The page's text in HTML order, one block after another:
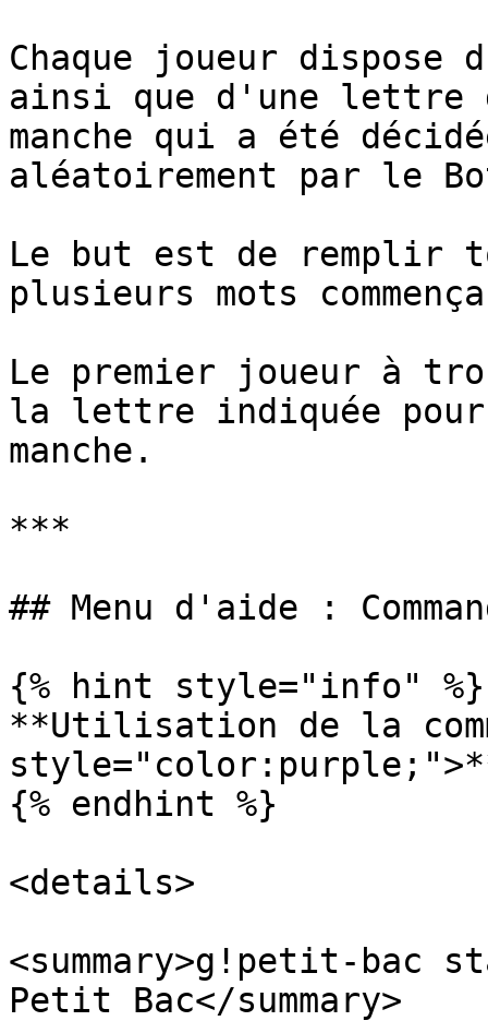
Chaque joueur
ainsi que d'une lettre
manche qui a été
aléatoirement par le
Le but est de remplir
plusieurs mots
Le premier joueur à
la lettre indiquée
manche.
***
## Menu d'aide :
{% hint style="info" %}
**Utilisation de la
{% endhint %}
<details>
<summary>g!petit-bac
Petit Bac</summary>